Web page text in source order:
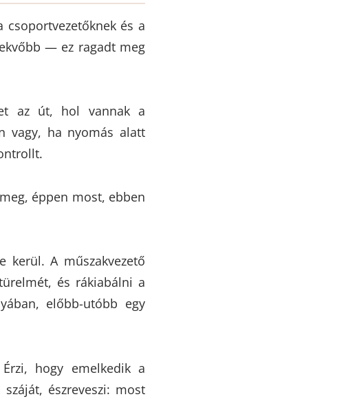
csoportvezetőknek és a
— ez ragadt meg
az út, hol vannak a
vagy, ha nyomás alatt
éppen most, ebben
kerül. A műszakvezető
és rákiabálni a
előbb-utóbb egy
hogy emelkedik a
észreveszi: most